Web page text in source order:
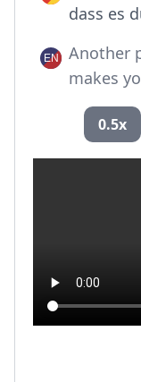
dass es
Another
makes
0.5x